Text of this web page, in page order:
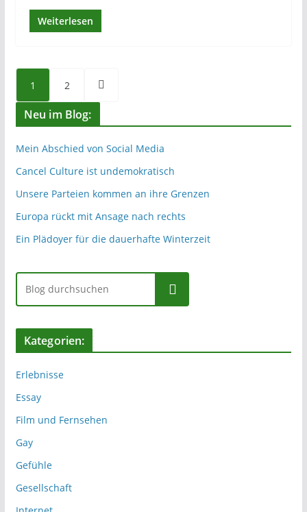
Weiterlesen
Seitennummerierung
der
Beiträge
1 2
Neu im Blog:
Mein Abschied von Social Media
Cancel Culture ist undemokratisch
Unsere Parteien kommen an ihre Grenzen
Europa rückt mit Ansage nach rechts
Ein Plädoyer für die dauerhafte Winterzeit
Suchen
Kategorien:
Erlebnisse
Essay
Film und Fernsehen
Gay
Gefühle
Gesellschaft